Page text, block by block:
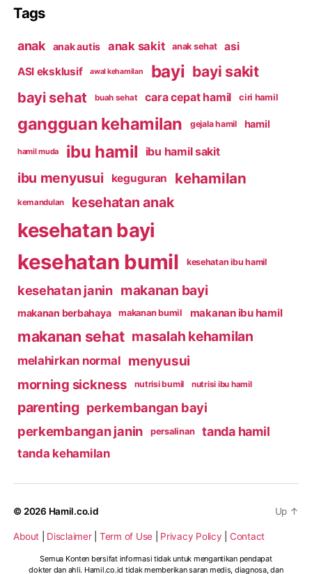
Tags
anak anak autis anak sakit anak sehat
asi
ASI eksklusif
awal kehamilan bayi bayi sakit
bayi sehat buah sehat cara cepat hamil ciri hamil
gangguan kehamilan gejala hamil hamil
hamil muda ibu hamil ibu hamil sakit
ibu menyusui keguguran kehamilan
kemandulan kesehatan anak
kesehatan bayi
kesehatan bumil kesehatan ibu hamil
kesehatan janin makanan bayi
makanan berbahaya makanan bumil makanan ibu hamil
makanan sehat masalah kehamilan
melahirkan normal menyusui
morning sickness nutrisi bumil nutrisi ibu hamil
parenting perkembangan bayi
perkembangan janin
persalinan tanda hamil
tanda kehamilan
© 2026 Hamil.co.id
About Disclaimer| Term of Use Privacy Policy Contact
Up ↑
Semua Konten bersifat informasi tidak untuk mengantikan pendapat
dokter dan ahli. Hamil.co.id tidak memberikan saran medis, diagnosa, dan